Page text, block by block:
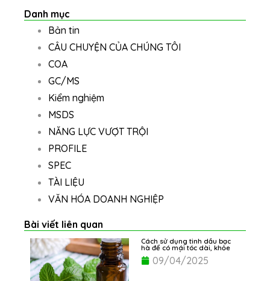
Danh mục
Bản tin
CÂU CHUYỆN CỦA CHÚNG TÔI
COA
GC/MS
Kiểm nghiệm
MSDS
NĂNG LỰC VƯỢT TRỘI
PROFILE
SPEC
TÀI LIỆU
VĂN HÓA DOANH NGHIỆP
Bài viết liên quan
Cách sử dụng tinh dầu bạc
hà để có mái tóc dài, khỏe
và mọc nhiều hơn
09/04/2025